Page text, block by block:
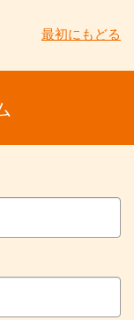
最初にもどる